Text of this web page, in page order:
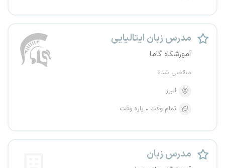
مدرس زبان ایتالیایی
آموزشگاه گاما
منقضی شده
البرز
تمام وقت
پاره وقت
مدرس زبان